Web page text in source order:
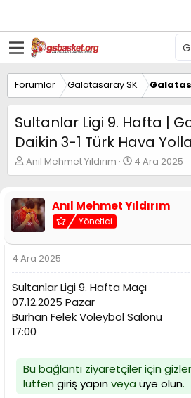
Forumlar Galatasaray SK
Sultanlar Ligi 9. Hafta |
Daikin 3-1 Türk Hava
K
o
u
y
u
B
a
ş
l
a
t
a
n
Anıl Mehmet Yıldırım
B
a
a
ı
t
a
i
h
4 Ara 2025
Anıl Mehmet Yıldırım
Yönetici
4 Ara 2025
Sultanlar Ligi 9. Hafta Maçı
07.12.2025 Pazar
Burhan Felek Voleybol Salonu
17:00
Bu bağlantı ziyaretçiler için
lütfen giriş yapınveya üye olun.